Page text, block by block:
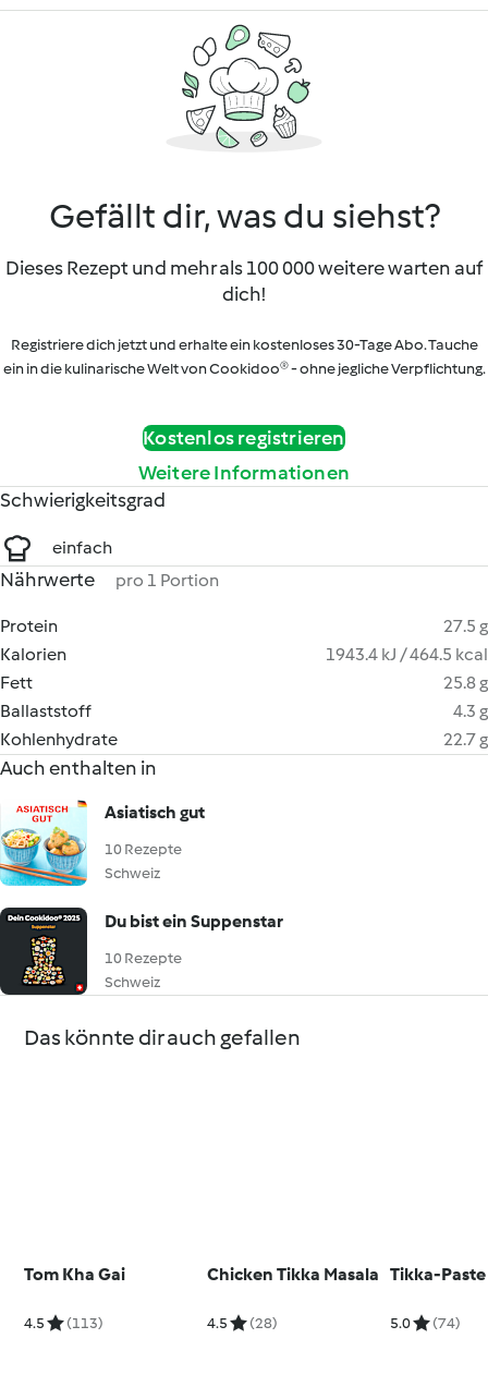
Gefällt dir, was du siehst?
Dieses Rezept und mehr als 100 000 weitere warten auf
dich!
Registriere dich jetzt und erhalte ein kostenloses 30-Tage Abo. Tauche
ein in die kulinarische Welt von Cookidoo® - ohne jegliche Verpflichtung.
Kostenlos registrieren
Weitere Informationen
Schwierigkeitsgrad
einfach
Nährwerte pro 1 Portion
Protein
27.5 g
Kalorien
1943.4 kJ / 464.5 kcal
Fett
25.8 g
Ballaststoff
4.3 g
Kohlenhydrate
22.7 g
Auch enthalten in
Asiatisch gut
10 Rezepte
Schweiz
Du bist ein Suppenstar
10 Rezepte
Schweiz
Das könnte dir auch gefallen
Tom Kha Gai
4.5 (113)
Chicken Tikka Masala
4.5 (28)
Tikka-Paste
5.0 (74)